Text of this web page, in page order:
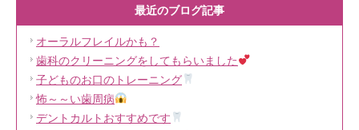
最近のブログ記事
オーラルフレイルかも？
歯科のクリーニングをしてもらいました
子どものお口のトレーニング
怖～～い歯周病
デントカルトおすすめです